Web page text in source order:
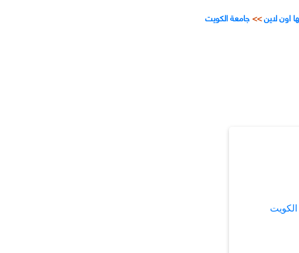
اون لاين>>جامعة الكويت